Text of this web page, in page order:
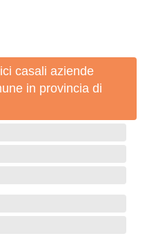
casali aziende
in provincia di